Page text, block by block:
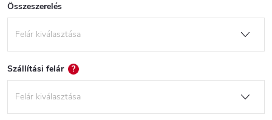
Összeszerelés
Szállítási felár ?